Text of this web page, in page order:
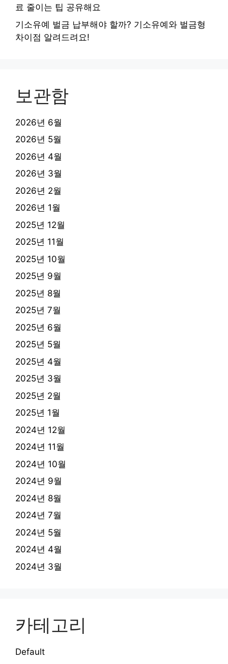
료 줄이는 팁 공유해요
기소유예 벌금 납부해야 할까? 기소유예와 벌금형
차이점 알려드려요!
보관함
2026년 6월
2026년 5월
2026년 4월
2026년 3월
2026년 2월
2026년 1월
2025년 12월
2025년 11월
2025년 10월
2025년 9월
2025년 8월
2025년 7월
2025년 6월
2025년 5월
2025년 4월
2025년 3월
2025년 2월
2025년 1월
2024년 12월
2024년 11월
2024년 10월
2024년 9월
2024년 8월
2024년 7월
2024년 5월
2024년 4월
2024년 3월
카테고리
Default